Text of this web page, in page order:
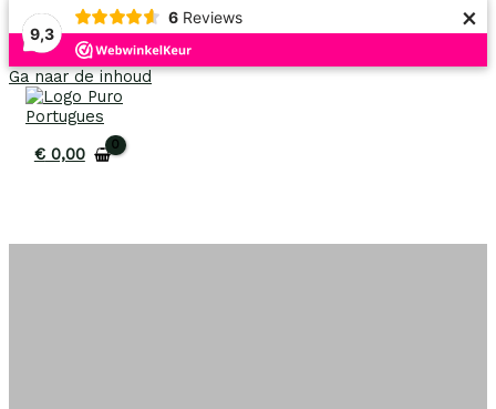
9,3
6 Reviews ×
Ga naar de inhoud
€0,00
Uitverkoop!
Uitverkoop!